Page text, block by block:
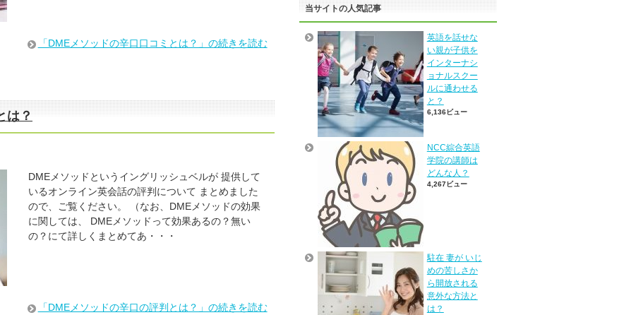
「DMEメソッドの辛口口コミとは？」の続きを読む
は？
DMEメソッドというイングリッシュベルが 提供して
いるオンライン英会話の評判について まとめました
ので、ご覧ください。 （なお、DMEメソッドの効果
に関しては、 DMEメソッドって効果あるの？無い
の？にて詳しくまとめてあ・・・
「DMEメソッドの辛口の評判とは？」の続きを読む
当サイトの人気記事
英語を話せな
い親が子供を
インターナシ
ョナルスクー
ルに通わせる
と？
6,136ビュー
NCC綜合英語
学院の講師は
どんな人？
4,267ビュー
駐在 妻が いじ
めの苦しさか
ら開放される
意外な方法と
は？